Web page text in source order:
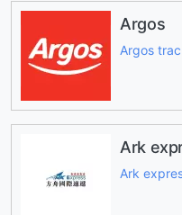
Argos
Argos
Ark
Ark